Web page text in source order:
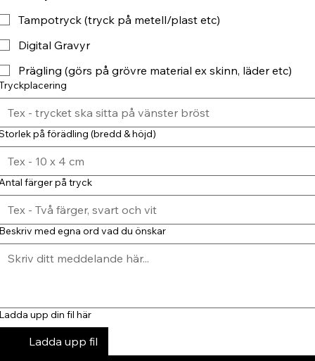
Tampotryck (tryck på metell/plast etc)
Digital Gravyr
Prägling (görs på grövre material ex skinn, läder etc)
på förädling (bredd & höjd)
färger på tryck
med egna ord vad du önskar
upp din fil här
Ladda upp fil